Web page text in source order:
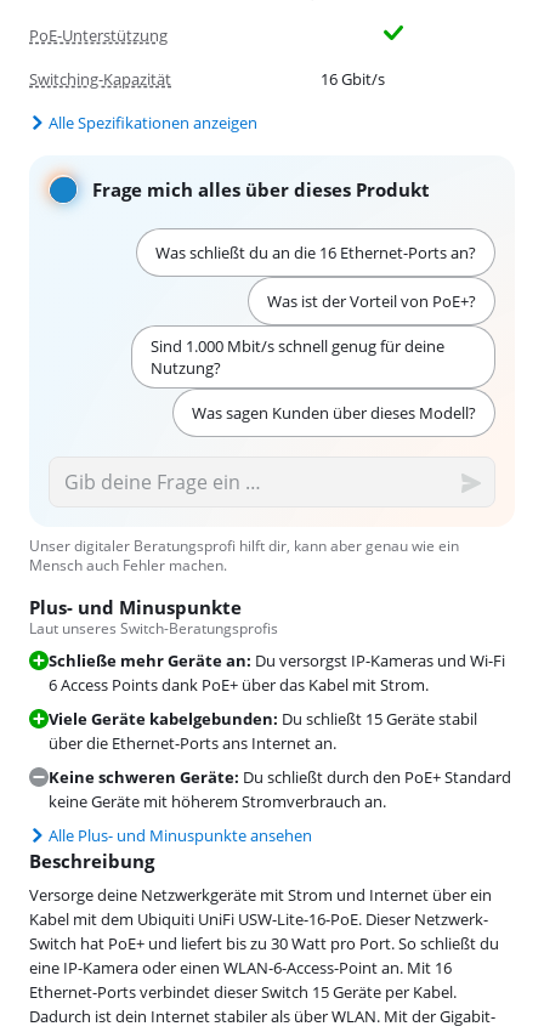
PoE-Unterstützung
Switching-Kapazität
16 Gbit/s
Alle Spezifikationen anzeigen
Frage mich alles über dieses Produkt
Was schließt du an die 16 Ethernet-Ports an?
Was ist der Vorteil von PoE+?
Sind 1.000 Mbit/s schnell genug für deine
Nutzung?
Was sagen Kunden über dieses Modell?
Unser digitaler Beratungsprofi hilft dir, kann aber genau wie ein
Mensch auch Fehler machen.
Plus- und Minuspunkte
Laut unseres Switch-Beratungsprofis
Schließe mehr Geräte an: Du versorgst IP-Kameras und Wi-Fi
6 Access Points dank PoE+ über das Kabel mit Strom.
Viele Geräte kabelgebunden: Du schließt 15 Geräte stabil
über die Ethernet-Ports ans Internet an.
Keine schweren Geräte: Du schließt durch den PoE+ Standard
keine Geräte mit höherem Stromverbrauch an.
Alle Plus- und Minuspunkte ansehen
Beschreibung
Versorge deine Netzwerkgeräte mit Strom und Internet über ein
Kabel mit dem Ubiquiti UniFi USW-Lite-16-PoE. Dieser Netzwerk-
Switch hat PoE+ und liefert bis zu 30 Watt pro Port. So schließt du
eine IP-Kamera oder einen WLAN-6-Access-Point an. Mit 16
Ethernet-Ports verbindet dieser Switch 15 Geräte per Kabel.
Dadurch ist dein Internet stabiler als über WLAN. Mit der Gigabit-